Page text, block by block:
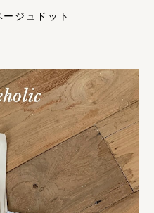
ージュドット